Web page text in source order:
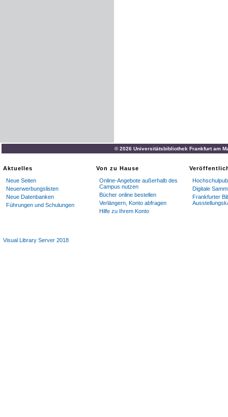
© 2026 Universitätsbibliothek Frankfurt am
Aktuelles
Neue Seiten
Neuerwerbungslisten
Neue Datenbanken
Führungen und Schulungen
Von zu Hause
Online-Angebote außerhalb des
Campus nutzen
Bücher online bestellen
Verlängern, Konto abfragen
Hilfe zu Ihrem Konto
Digitale
Frankfurter
Visual Library Server 2018